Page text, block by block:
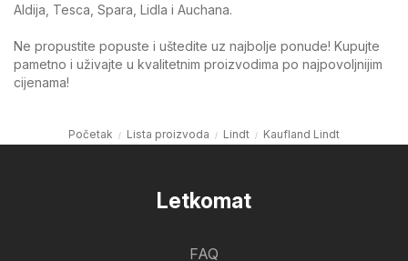
Aldija, Tesca, Spara, Lidla i Auchana.
Ne propustite popuste i uštedite uz najbolje ponude! Kupujte
pametno i uživajte u kvalitetnim proizvodima po najpovoljnijim
cijenama!
Početak Lista proizvoda Lindt Kaufland Lindt
Letkomat
FAQ